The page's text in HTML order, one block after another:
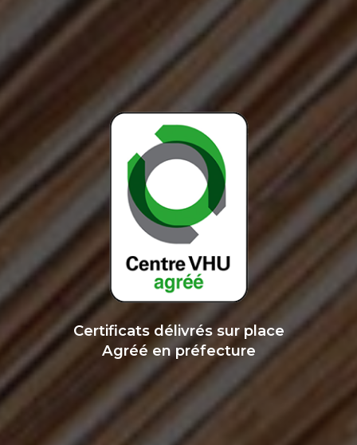
Certificats délivrés sur place
Agréé en préfecture